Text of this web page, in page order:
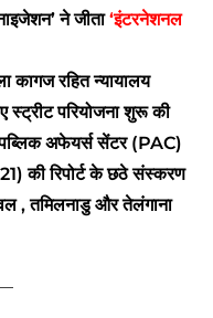
ने जीता‘इंटरनेशनल
कागज रहित न्यायालय
स्ट्रीट परियोजना शुरू की
अफेयर्स सेंटर (PAC)
की रिपोर्ट के छठे संस्करण
, तमिलनाडु और तेलंगाना